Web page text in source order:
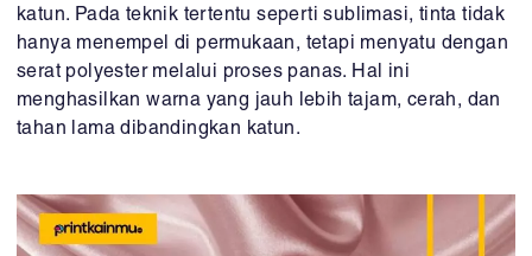
katun. Pada teknik tertentu seperti sublimasi, tinta tidak
hanya menempel di permukaan, tetapi menyatu dengan
serat polyester melalui proses panas. Hal ini
menghasilkan warna yang jauh lebih tajam, cerah, dan
tahan lama dibandingkan katun.